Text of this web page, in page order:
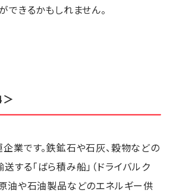
できるかもしれません。
業です。鉄鉱石や石灰、穀物などの
する「ばら積み船」（ドライバルク
油や石油製品などのエネルギー供